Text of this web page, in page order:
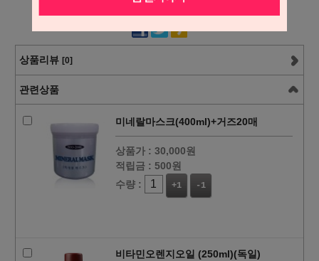
- 상품이 품절되었습니다. -
상품리뷰 [0]
관련상품
미네랄마스크(400ml)+거즈20매
상품가 : 30,000원
적립금 : 500원
수량 :
+1 -1
비타민오렌지오일 (250ml)(독일)